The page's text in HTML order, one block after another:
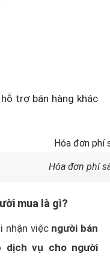
trợ bán hàng khác
Hóa đơn phí
mua là gì?
nhận việc người bán
dịch vụ cho người